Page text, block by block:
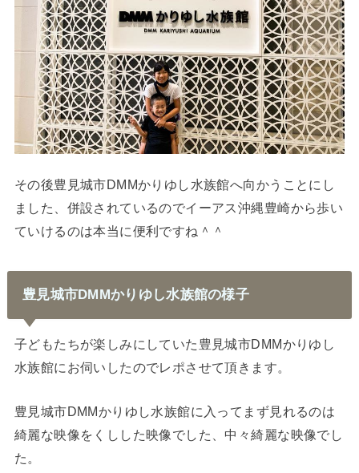
その後豊見城市DMMかりゆし水族館へ向かうことにし
ました、併設されているのでイーアス沖縄豊崎から歩い
ていけるのは本当に便利ですね＾＾
豊見城市DMMかりゆし水族館の様子
子どもたちが楽しみにしていた豊見城市DMMかりゆし
水族館にお伺いしたのでレポさせて頂きます。
豊見城市DMMかりゆし水族館に入ってまず見れるのは
綺麗な映像をくしした映像でした、中々綺麗な映像でし
た。